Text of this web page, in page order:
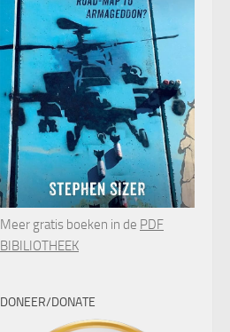
Meer gratis boeken in de PDF
BIBILIOTHEEK
DONEER/DONATE